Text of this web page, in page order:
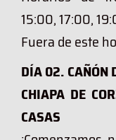
15:00, 17:00,
Fuera de este
DÍA 02. CAÑÓN
CHIAPA DE
CASAS